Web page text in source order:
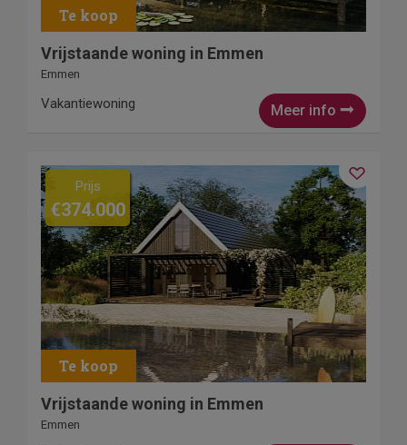
Vrijstaande woning in Emmen
Emmen
Meer info
Vakantiewoning
Prijs
€374.000
Vrijstaande woning in Emmen
Emmen